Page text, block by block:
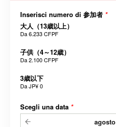
Inserisci numero di 参加者 *
大人（13歳以上）
Da6.233 CFPF
子供（4～12歳）
Da2.100 CFPF
3歳以下
DaJP¥ 0
Scegli una data *
agosto